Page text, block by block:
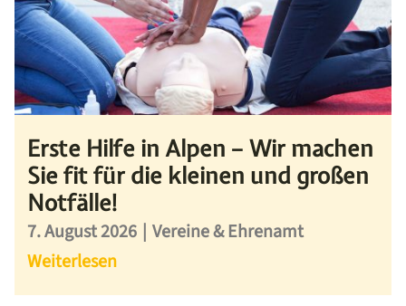
Erste Hilfe in Alpen – Wir machen
Sie fit für die kleinen und großen
Notfälle!
7. August 2026 | Vereine & Ehrenamt
Weiterlesen